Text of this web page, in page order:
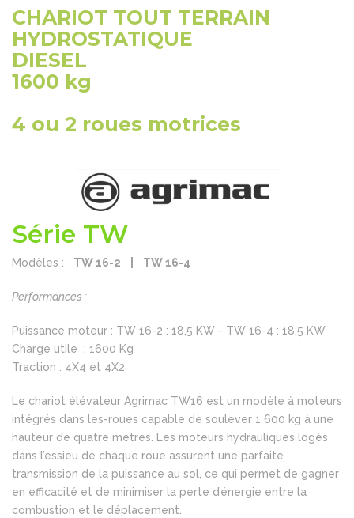
CHARIOT TOUT TERRAIN
HYDROSTATIQUE
DIESEL
1600 kg
4 ou 2 roues motrices
Série TW
Modèles : TW 16-2 | TW 16-4
Performances :
Puissance moteur : TW 16-2 : 18,5 KW - TW 16-4 : 18,5 KW
Charge utile : 1600 Kg
Traction : 4X4 et 4X2
Le chariot élévateur Agrimac TW16 est un modèle à moteurs
intégrés dans les-roues capable de soulever 1 600 kg à une
hauteur de quatre mètres. Les moteurs hydrauliques logés
dans l’essieu de chaque roue assurent une parfaite
transmission de la puissance au sol, ce qui permet de gagner
en efficacité et de minimiser la perte d’énergie entre la
combustion et le déplacement.